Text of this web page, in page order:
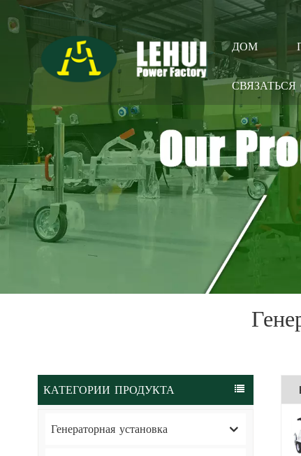
ДОМ
КАТЕГОРИИ ПРОДУКТА
Генераторная установка